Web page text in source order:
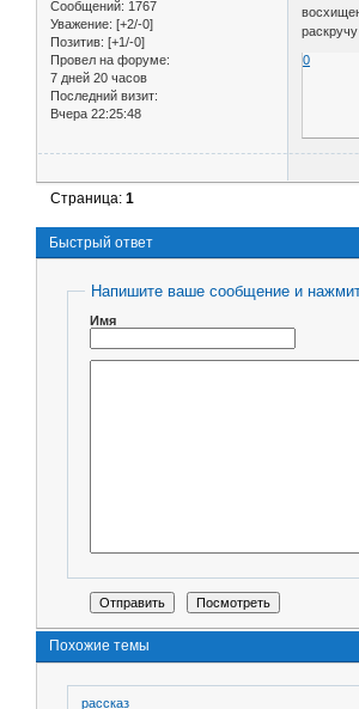
Сообщений: 1767
Уважение: [+2/-0]
Позитив: [+1/-0]
Провел на форуме:
7 дней 20 часов
Последний визит:
Вчера 22:25:48
0
Страница:1
Быстрый ответ
Напишите ваше сообщение и
Имя
Похожие темы
рассказ